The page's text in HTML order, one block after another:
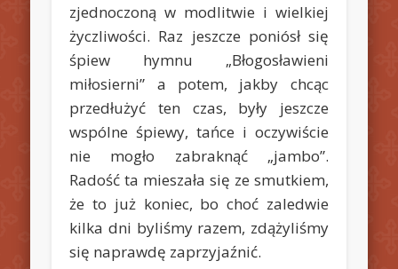
zjednoczoną w modlitwie i wielkiej
życzliwości. Raz jeszcze poniósł się
śpiew hymnu „Błogosławieni
miłosierni” a potem, jakby chcąc
przedłużyć ten czas, były jeszcze
wspólne śpiewy, tańce i oczywiście
nie mogło zabraknąć „jambo”.
Radość ta mieszała się ze smutkiem,
że to już koniec, bo choć zaledwie
kilka dni byliśmy razem, zdążyliśmy
się naprawdę zaprzyjaźnić.